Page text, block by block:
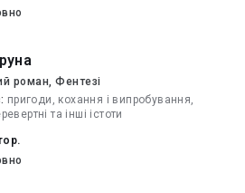
роман, Фентезі
пригоди, кохання і випробування,
та інші істоти
стор.